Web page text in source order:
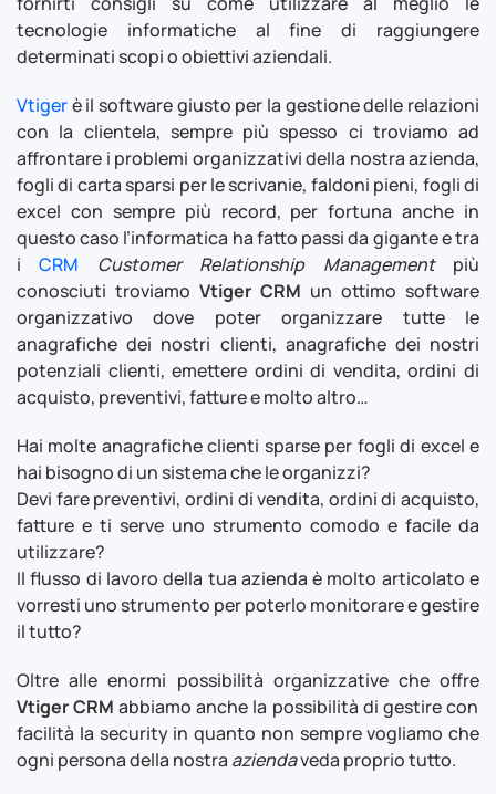
tecnologie informatiche al fine di raggiungere
determinati scopi o obiettivi aziendali.
Vtigerè il software giusto per la gestione delle relazioni
con la clientela, sempre più spesso ci troviamo ad
affrontare i problemi organizzativi della nostra azienda,
fogli di carta sparsi per le scrivanie, faldoni pieni, fogli di
excel con sempre più record, per fortuna anche in
questo caso l’informatica ha fatto passi da gigante e tra
iCRM Customer Relationship Managementpiù
conosciuti troviamo Vtiger CRM un ottimo software
organizzativo dove poter organizzare tutte le
anagrafiche dei nostri clienti, anagrafiche dei nostri
potenziali clienti, emettere ordini di vendita, ordini di
acquisto, preventivi, fatture e molto altro…
Hai molte anagrafiche clienti sparse per fogli di excel e
hai bisogno di un sistema che le organizzi?
Devi fare preventivi, ordini di vendita, ordini di acquisto,
fatture e ti serve uno strumento comodo e facile da
utilizzare?
Il flusso di lavoro della tua azienda è molto articolato e
vorresti uno strumento per poterlo monitorare e gestire
il tutto?
Oltre alle enormi possibilità organizzative che offre
Vtiger CRM abbiamo anche la possibilità di gestire con
facilità la security in quanto non sempre vogliamo che
ogni persona della nostra aziendaveda proprio tutto.